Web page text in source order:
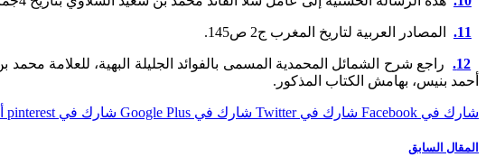
11. المصادر العربية لتاريخ المغرب ج2 ص145.
12.
أحمد بنيس، بهامش الكتاب المذكور.
شارك في Facebook شارك في Twitter شارك في Google Plus شارك في pinterest
المقال السابق